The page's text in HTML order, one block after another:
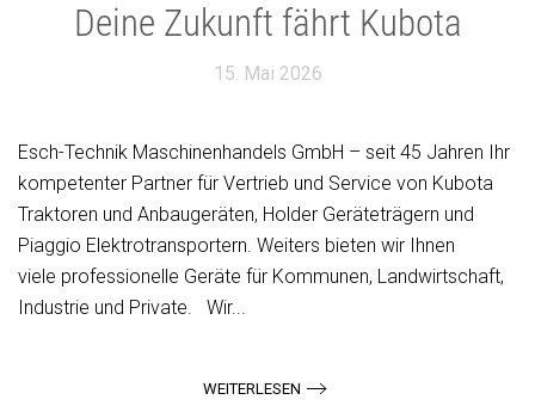
Deine Zukunft fährt Kubota
15. Mai 2026
Esch-Technik Maschinenhandels GmbH – seit 45 Jahren Ihr
kompetenter Partner für Vertrieb und Service von Kubota
Traktoren und Anbaugeräten, Holder Geräteträgern und
Piaggio Elektrotransportern. Weiters bieten wir Ihnen
viele professionelle Geräte für Kommunen, Landwirtschaft,
Industrie und Private. Wir...
WEITERLESEN